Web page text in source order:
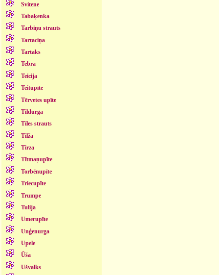
Svitene
Tabaķenka
Tarbiņu strauts
Tartaciņa
Tartaks
Tebra
Teicija
Teitupīte
Tērvetes upīte
Tildurga
Tīles strauts
Tilža
Tirza
Tītmaņupīte
Torbēnupīte
Triecupīte
Trumpe
Tulija
Umerupīte
Unģenurga
Upele
Ūša
Ušvalks